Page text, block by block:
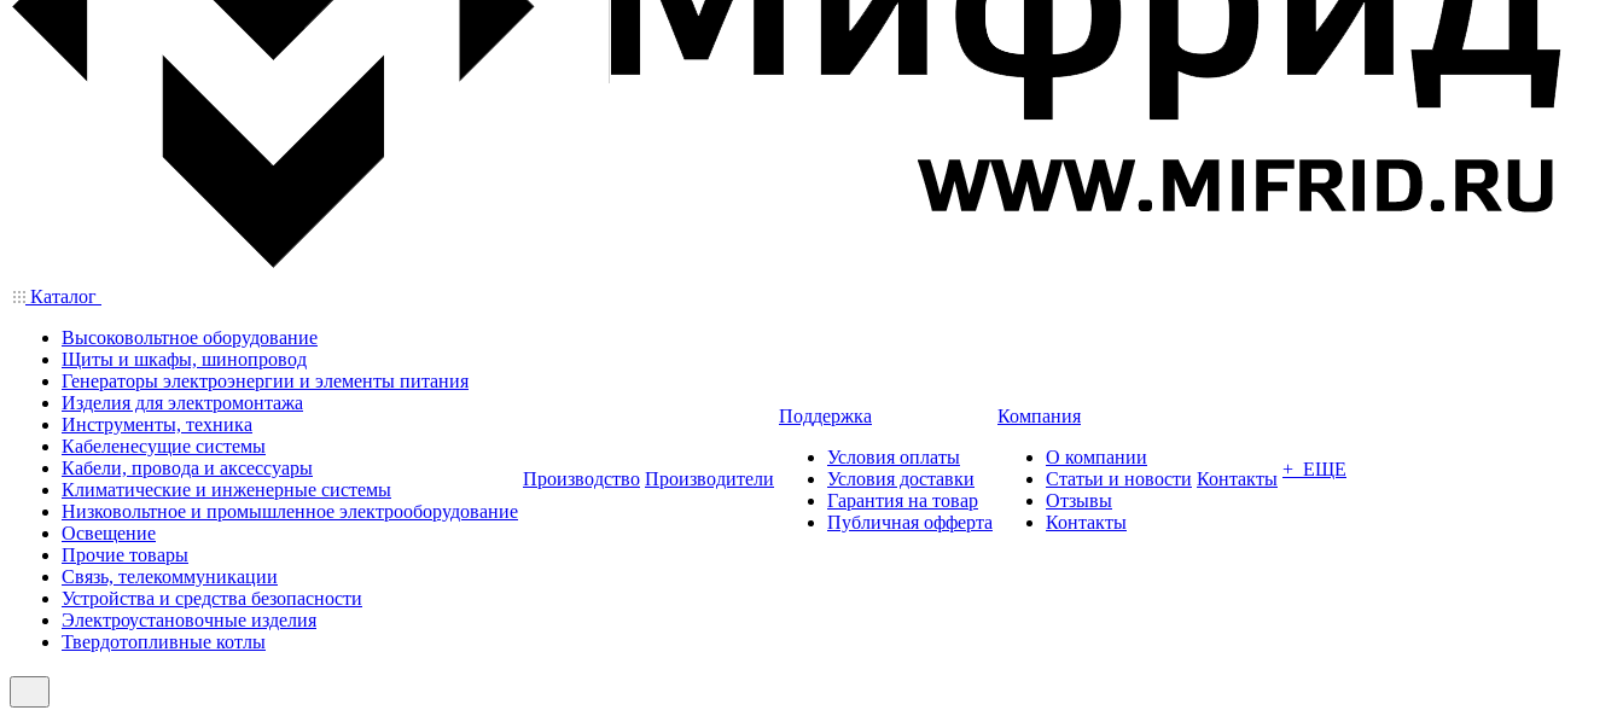
Каталог
Высоковольтное оборудование
Щиты и шкафы, шинопровод
Генераторы электроэнергии и элементы питания
Изделия для электромонтажа
Инструменты, техника
Кабеленесущие системы
Кабели, провода и аксессуары
Климатические и инженерные системы
Низковольтное и промышленное электрооборудование
Освещение
Прочие товары
Связь, телекоммуникации
Устройства и средства безопасности
Электроустановочные изделия
Твердотопливные котлы
Производство Производители
Поддержка
Условия оплаты
Условия доставки
Гарантия на товар
Публичная офферта
Компания
О компании
Статьи и новости
Отзывы
Контакты
Контакты + ЕЩЕ